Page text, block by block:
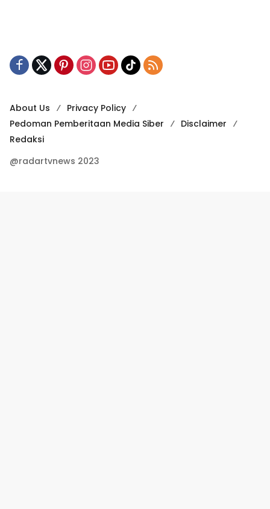
About Us
Privacy Policy
Pedoman Pemberitaan Media Siber
Disclaimer
Redaksi
@radartvnews 2023